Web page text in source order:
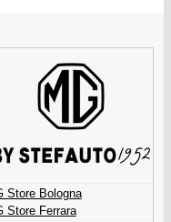
Store Bologna
Store Ferrara